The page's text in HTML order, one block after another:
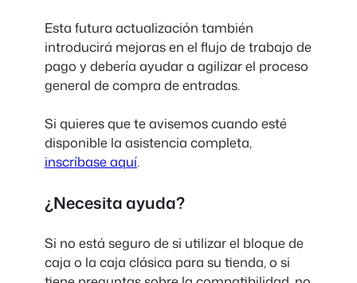
Esta futura actualización también
introducirá mejoras en el flujo de trabajo de
pago y debería ayudar a agilizar el proceso
general de compra de entradas.
Si quieres que te avisemos cuando esté
disponible la asistencia completa,
inscríbase aquí.
¿Necesita ayuda?
Si no está seguro de si utilizar el bloque de
caja o la caja clásica para su tienda, o si